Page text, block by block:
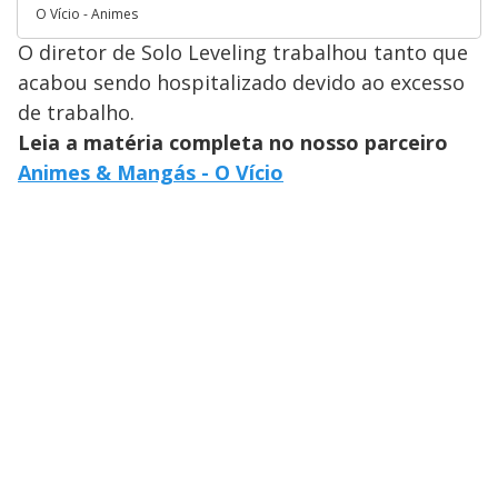
O Vício - Animes
O diretor de Solo Leveling trabalhou tanto que
acabou sendo hospitalizado devido ao excesso
de trabalho.
Leia a matéria completa no nosso parceiro
Animes & Mangás - O Vício